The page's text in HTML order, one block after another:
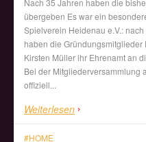
übergeben Es war ein
Spielverein Heidenau e.V.:
haben die Gründungsmitglieder
Kirsten Müller ihr Ehrenamt an
Bei der Mitgliederversammlung
offiziell...
Weiterlesen
HOME